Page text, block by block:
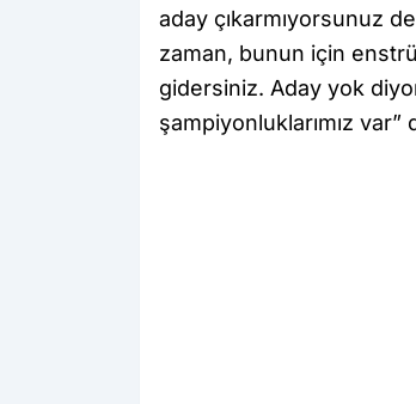
aday çıkarmıyorsunuz
zaman, bunun için
gidersiniz. Aday yok
şampiyonluklarımız var”